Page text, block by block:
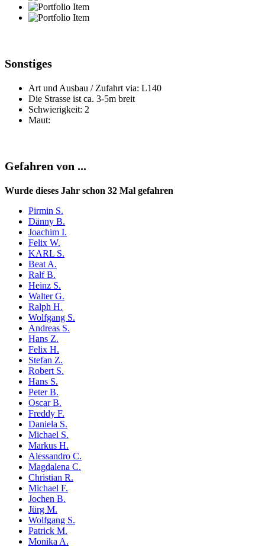
Sonstiges
Art und Ausbau / Zufahrt via: L140
Die Strasse ist ca. 3-5m breit
Schwierigkeit: 2
Maut:
Gefahren von ...
Wurde dieses Jahr schon 32 Mal gefahren
Pirmin S.
Dänny B.
Joachim I.
Felix W.
KARL S.
Beat A.
Ralf B.
Heinz S.
Walter G.
Ralph H.
Wolfgang S.
Andreas S.
Hans Z.
Felix H.
Stefan Z.
Robert S.
Hans S.
Peter B.
Oscar B.
Freddy F.
Daniela S.
Michael S.
Markus H.
Alessandro C.
Magdalena C.
Christian R.
Michael F.
Jochen B.
Jürg M.
Wolfgang S.
Patrick M.
Monika A.